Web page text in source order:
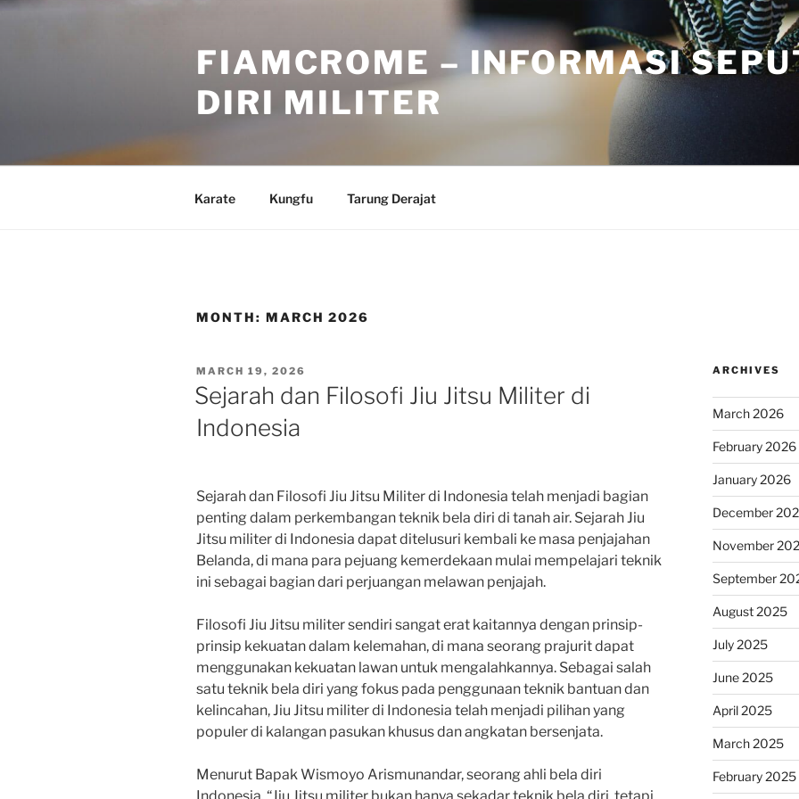
Skip
FIAMCROME – INFORMASI
DIRI MILITER
Karate Kungfu Tarung Derajat
MONTH: MARCH 2026
POSTED
ON
MARCH 19, 2026
Sejarah dan Filosofi Jiu Jitsu Militer di
Indonesia
Sejarah dan Filosofi Jiu Jitsu Militer di Indonesia telah menjadi bagian
penting dalam perkembangan teknik bela diri di tanah air. Sejarah Jiu
Jitsu militer di Indonesia dapat ditelusuri kembali ke masa penjajahan
Belanda, di mana para pejuang kemerdekaan mulai mempelajari teknik
ini sebagai bagian dari perjuangan melawan penjajah.
Filosofi Jiu Jitsu militer sendiri sangat erat kaitannya dengan prinsip-
prinsip kekuatan dalam kelemahan, di mana seorang prajurit dapat
menggunakan kekuatan lawan untuk mengalahkannya. Sebagai salah
satu teknik bela diri yang fokus pada penggunaan teknik bantuan dan
kelincahan, Jiu Jitsu militer di Indonesia telah menjadi pilihan yang
populer di kalangan pasukan khusus dan angkatan bersenjata.
Menurut Bapak Wismoyo Arismunandar, seorang ahli bela diri
ARCHIVES
March 2026
February 2026
January 2026
December
November
September
August 2025
July 2025
June 2025
April 2025
March 2025
February 2025